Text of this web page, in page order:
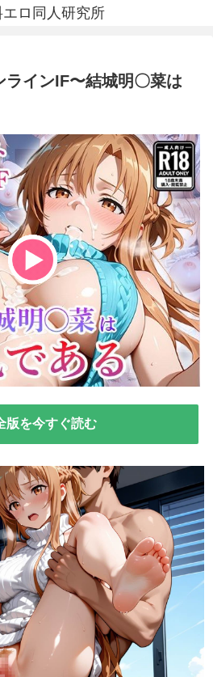
ロ同人研究所
ラインIF〜結城明〇菜は
版を今すぐ読む